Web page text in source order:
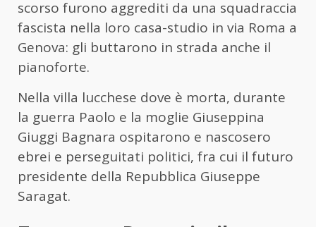
scorso furono aggrediti da una squadraccia
fascista nella loro casa-studio in via Roma a
Genova: gli buttarono in strada anche il
pianoforte.
Nella villa lucchese dove è morta, durante
la guerra Paolo e la moglie Giuseppina
Giuggi Bagnara ospitarono e nascosero
ebrei e perseguitati politici, fra cui il futuro
presidente della Repubblica Giuseppe
Saragat.